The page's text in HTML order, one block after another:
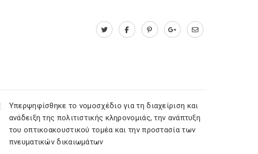
Υπερψηφίσθηκε το νομοσχέδιο για τη διαχείριση και
ανάδειξη της πολιτιστικής κληρονομιάς, την ανάπτυξη
του οπτικοακουστικού τομέα και την προστασία των
πνευματικών δικαιωμάτων